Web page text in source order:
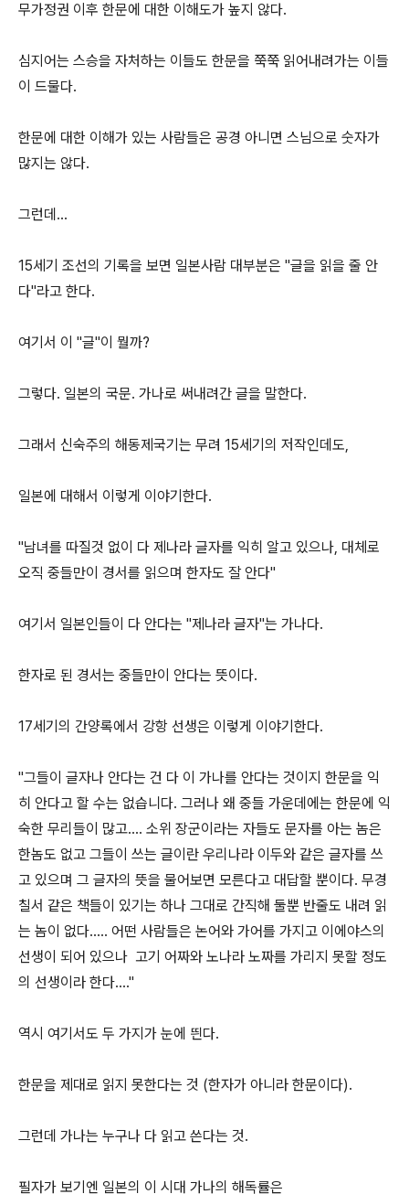
무가정권 이후 한문에 대한 이해도가 높지 않다.
심지어는 스승을 자처하는 이들도 한문을 쭉쭉 읽어내려가는 이들
이 드물다.
한문에 대한 이해가 있는 사람들은 공경 아니면 스님으로 숫자가
많지는 않다.
그런데...
15세기 조선의 기록을 보면 일본사람 대부분은 "글을 읽을 줄 안
다"라고 한다.
여기서 이 "글"이 뭘까?
그렇다. 일본의 국문. 가나로 써내려간 글을 말한다.
그래서 신숙주의 해동제국기는 무려 15세기의 저작인데도,
일본에 대해서 이렇게 이야기한다.
"남녀를 따질것 없이 다 제나라 글자를 익히 알고 있으나, 대체로
오직 중들만이 경서를 읽으며 한자도 잘 안다"
여기서 일본인들이 다 안다는 "제나라 글자"는 가나다.
한자로 된 경서는 중들만이 안다는 뜻이다.
17세기의 간양록에서 강항 선생은 이렇게 이야기한다.
"그들이 글자나 안다는 건 다 이 가나를 안다는 것이지 한문을 익
히 안다고 할 수는 없습니다. 그러나 왜 중들 가운데에는 한문에 익
숙한 무리들이 많고.... 소위 장군이라는 자들도 문자를 아는 놈은
한놈도 없고 그들이 쓰는 글이란 우리나라 이두와 같은 글자를 쓰
고 있으며 그 글자의 뜻을 물어보면 모른다고 대답할 뿐이다. 무경
칠서 같은 책들이 있기는 하나 그대로 간직해 둘뿐 반줄도 내려 읽
는 놈이 없다..... 어떤 사람들은 논어와 가어를 가지고 이에야스의
선생이 되어 있으나 고기 어짜와 노나라 노짜를 가리지 못할 정도
의 선생이라 한다...."
역시 여기서도 두 가지가 눈에 띈다.
한문을 제대로 읽지 못한다는 것 (한자가 아니라 한문이다).
그런데 가나는 누구나 다 읽고 쓴다는 것.
필자가 보기엔 일본의 이 시대 가나의 해독률은